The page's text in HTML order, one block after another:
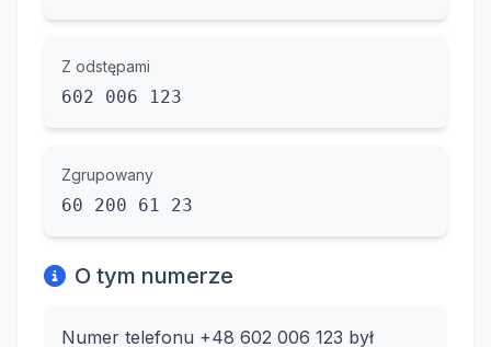
Z odstępami
602 006 123
Zgrupowany
60 200 61 23
O tym numerze
Numer telefonu +48 602 006 123 był